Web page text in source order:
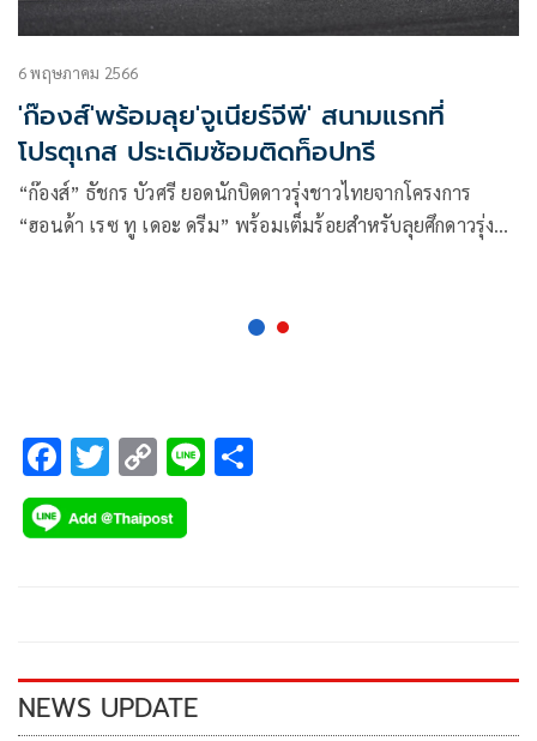
6 พฤษภาคม 2566
'ก๊องส์'พร้อมลุย'จูเนียร์จีพี' สนามแรกที่
โปรตุเกส ประเดิมซ้อมติดท็อปทรี
“ก๊องส์” ธัชกร บัวศรี ยอดนักบิดดาวรุ่งชาวไทยจากโครงการ
“ฮอนด้า เรซ ทู เดอะ ดรีม” พร้อมเต็มร้อยสำหรับลุยศึกดาวรุ่งชิง
เป้าล่าโพเดียมให้ได้ในทุกสนาม ปูทางสู่การแข่งขันเวิลด์ กรังด์
F
ac
e
k
T
wi
tt
C
o
p
k
Li
NEWS UPDATE